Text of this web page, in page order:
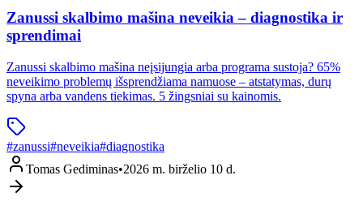
Zanussi skalbimo mašina neveikia – diagnostika ir
sprendimai
Zanussi skalbimo mašina neįsijungia arba programa sustoja? 65%
neveikimo problemų išsprendžiama namuose – atstatymas, durų
spyna arba vandens tiekimas. 5 žingsniai su kainomis.
#zanussi#neveikia#diagnostika
Tomas Gediminas•2026 m. birželio 10 d.